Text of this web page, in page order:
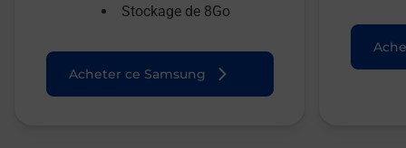
Stockage de 8Go
Acheter ce Samsung